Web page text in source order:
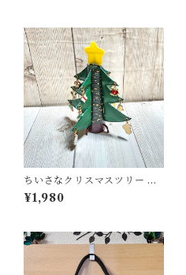
ちいさなクリスマスツリー ＜
K-0692＞
¥1,980